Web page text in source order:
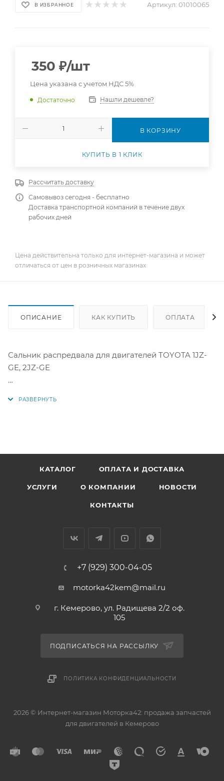
В ИЗБРАННОЕ Артикул: 01010065
350 ₽/шт
Цена указана с учетом НДС 5%
Достаточно Нашли дешевле?
В КОРЗИНУ
КУПИТЬ В 1 КЛИК
Рассчитать доставку
Самовывоз сегодня - бесплатно
Доставка транспортной компаний в течение двух
рабочих дней
Цена действительна только для интернет-магазина и может
отличаться от цен в розничных магазинах
ОПИСАНИЕ КАК КУПИТЬ ОПЛАТА
Сальник распредвала для двигателей TOYOTA 1JZ-
GE, 2JZ-GE
КАТАЛОГ ОПЛАТА И ДОСТАВКА
УСЛУГИ О КОМПАНИИ НОВОСТИ
КОНТАКТЫ
+7 (929) 300-04-05
motorka42kem@mail.ru
г. Кемерово, ул. Радищева 2/2 оф.
105
ПОДПИСАТЬСЯ НА РАССЫЛКУ
ПОЛИТИКА КОНФИДЕНЦИАЛЬНОСТИ
2026 © Интернет-магазин Моторка42: продажа запчастей
для двигателей в Кемерово